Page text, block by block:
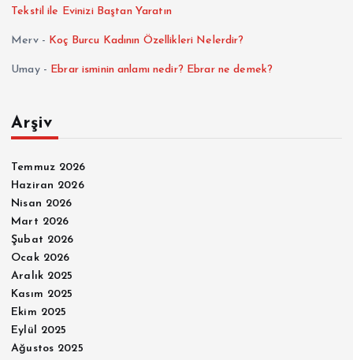
m
a
Tekstil ile Evinizi Baştan Yaratın
Merv- Koç Burcu Kadının Özellikleri Nelerdir?
Umay- Ebrar isminin anlamı nedir? Ebrar ne demek?
Arşiv
Temmuz 2026
Haziran 2026
Nisan 2026
Mart 2026
Şubat 2026
Ocak 2026
Aralık 2025
Kasım 2025
Ekim 2025
Eylül 2025
Ağustos 2025